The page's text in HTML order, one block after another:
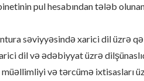
pul hesabından tələb
səviyyəsində xarici dil üzrə
dil və ədəbiyyat üzrə
və tərcümə ixtisasları